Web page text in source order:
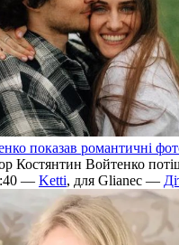
показав романтичні
Костянтин Войтенко
— Ketti, для Glianec —